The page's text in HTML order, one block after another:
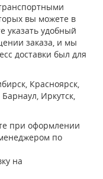
вы можете в
указать удобный
заказа, и мы
доставки был для
Красноярск,
Иркутск,
при оформлении
по
на